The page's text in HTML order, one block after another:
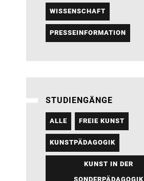
WISSENSCHAFT
PRESSEINFORMATION
STUDIENGÄNGE
ALLE FREIE KUNST
KUNSTPÄDAGOGIK
KUNST IN DER
SONDERPÄDAGOGIK